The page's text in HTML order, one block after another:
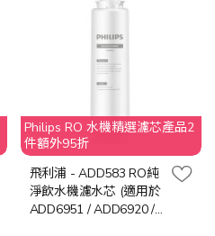
Philips RO 水機精選濾芯產品2
件額外95折
飛利浦 - ADD583 RO純
淨飲水機濾水芯 (適用於
ADD6951 / ADD6920 /